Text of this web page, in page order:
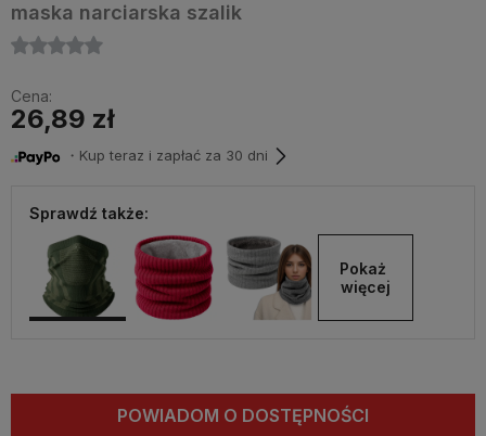
maska narciarska szalik
Cena:
26,89 zł
・Kup teraz i zapłać za 30 dni
Sprawdź także:
Pokaż
więcej
POWIADOM O DOSTĘPNOŚCI